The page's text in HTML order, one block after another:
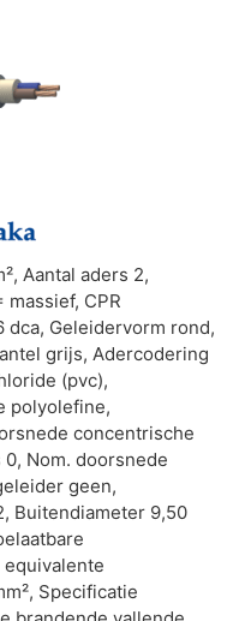
Aantal aders 2,
CPR
dca, Geleidervorm rond,
grijs, Adercodering
(pvc),
polyolefine,
concentrische
Nom. doorsnede
geen,
Buitendiameter 9,50
Specificatie